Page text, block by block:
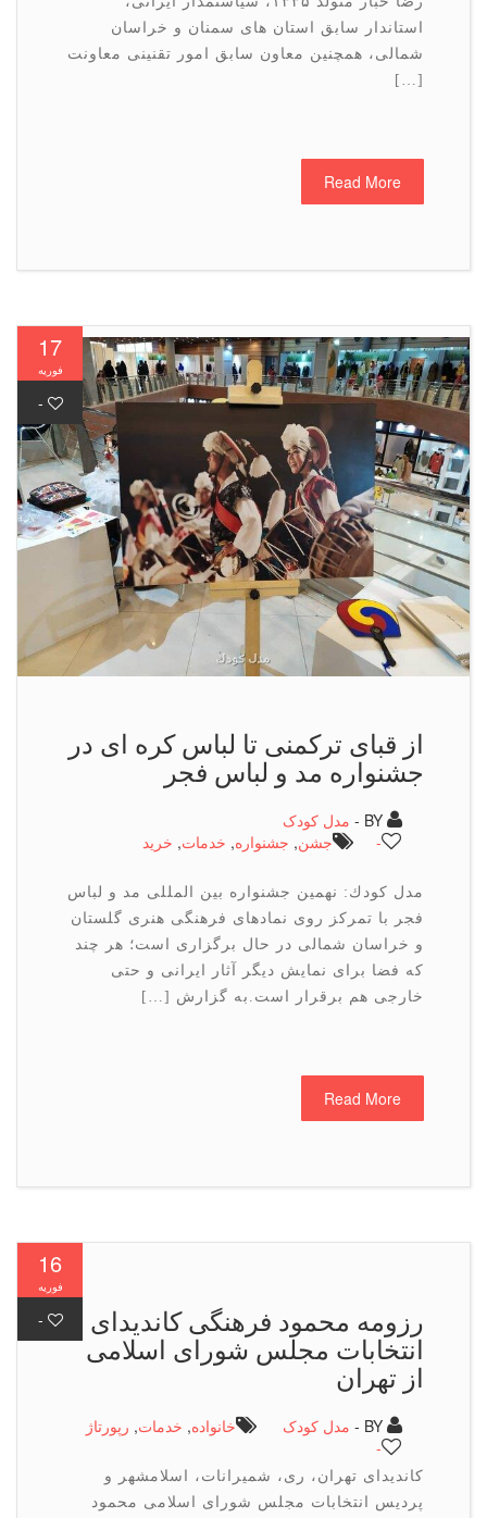
استاندار سابق استان های سمنان و خراسان
شمالی، همچنین معاون سابق امور تقنینی معاونت
Read More
17
فوریه
-
از قبای تركمنی تا لباس كره ای در
جشنواره مد و لباس فجر
مدل کودک
جشن,جشنواره ,خدمات, خرید
مدل كودك: نهمین جشنواره بین المللی مد و لباس
فجر با تمركز روی نمادهای فرهنگی هنری گلستان
و خراسان شمالی در حال برگزاری است؛ هر چند
كه فضا برای نمایش دیگر آثار ایرانی و حتی
خارجی هم برقرار است.به گزارش […]
Read More
رزومه محمود فرهنگی كاندیدای
انتخابات مجلس شورای اسلامی
از تهران
مدل کودک خانواده,خدمات, رپورتاژ
كاندیدای تهران، ری، شمیرانات، اسلامشهر و
پردیس انتخابات مجلس شورای اسلامی محمود